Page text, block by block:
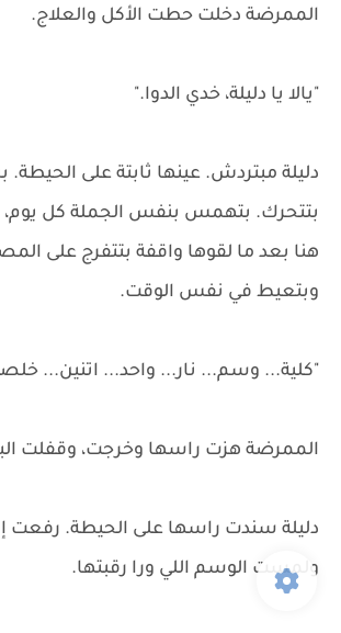
الممرضة دخلت حطت الأكل والعلاج.
"يالا يا دليلة، خدي الدوا."
دليلة مبتردش. عينها ثابتة على
بتتحرك. بتهمس بنفس الجملة كل يوم،
هنا بعد ما لقوها واقفة بتتفرج على
وبتعيط في نفس الوقت.
"كلية... وسم... نار... واحد... اتنين...
الممرضة هزت راسها وخرجت، وقفلت
دليلة سندت راسها على الحيطة. رفعت
ولمست الوسم اللي ورا رقبتها.